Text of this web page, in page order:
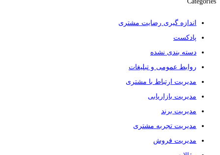
اندازه گیری رضایت مشتری
پادکست
دسته بندی نشده
روابط عمومی و تبلیغات
مدیریت ارتباط با مشتری
مدیریت بازاریابی
مدیریت برند
مدیریت تجربه مشتری
مدیریت فروش